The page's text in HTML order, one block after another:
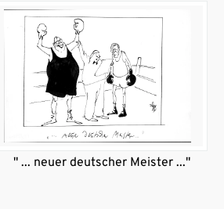
" ... neuer deutscher Meister ..."